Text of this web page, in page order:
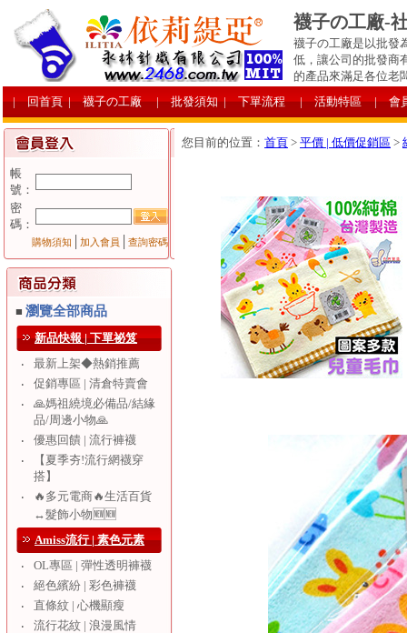
襪子の工廠-
襪子の工廠是以批發
低，讓公司的批發商
的產品來滿足各位老
| 回首頁 | 襪子の工廠 | 批發須知 | 下單流程 | 活動特區 | 會
帳
號：
密
碼：
購物須知 加入會員 查詢密碼
■ 瀏覽全部商品
新品快報 | 下單祕笈
‧
最新上架◆熱銷推薦
‧
促銷專區 | 清倉特賣會
‧
🙏媽祖繞境必備品/結緣
品/周邊小物🙏
‧
優惠回饋 | 流行褲襪
‧
【夏季夯!流行網襪穿
搭】
‧
🔥多元電商🔥生活百貨
↔️髮飾小物🆕🆕
Amiss流行 | 素色元素
‧
OL專區 | 彈性透明褲襪
‧
絕色繽紛 | 彩色褲襪
‧
直條紋 | 心機顯瘦
‧
流行花紋 | 浪漫風情
您目前的位置： 首頁 > 平價 | 低價促銷區 >